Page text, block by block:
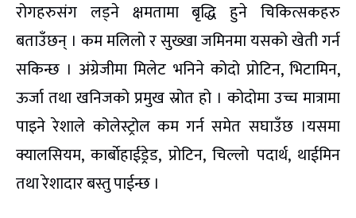
रोगहरुसंग लड्ने क्षमतामा बृद्धि हुने चिकित्सकहरु
बताउँछन् । कम मलिलो र सुख्खा जमिनमा यसको खेती गर्न
सकिन्छ । अंग्रेजीमा मिलेट भनिने कोदो प्रोटिन, भिटामिन,
ऊर्जा तथा खनिजको प्रमुख स्रोत हो । कोदोमा उच्च मात्रामा
पाइने रेशाले कोलेस्ट्रोल कम गर्न समेत सघाउँछ ।यसमा
क्यालसियम, कार्बाेहाईड्रेड, प्रोटिन, चिल्लो पदार्थ, थाईमिन
तथा रेशादार बस्तु पाईन्छ ।